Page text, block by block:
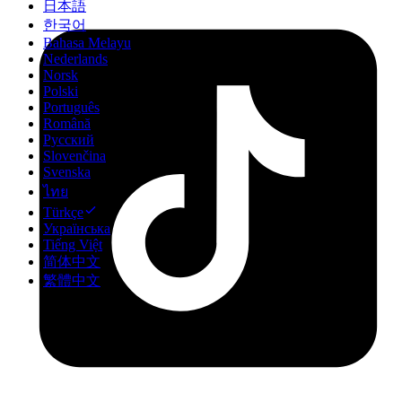
日本語
한국어
Bahasa Melayu
Nederlands
Norsk
Polski
Português
Română
Русский
Slovenčina
Svenska
ไทย
Türkçe
Українська
Tiếng Việt
简体中文
繁體中文